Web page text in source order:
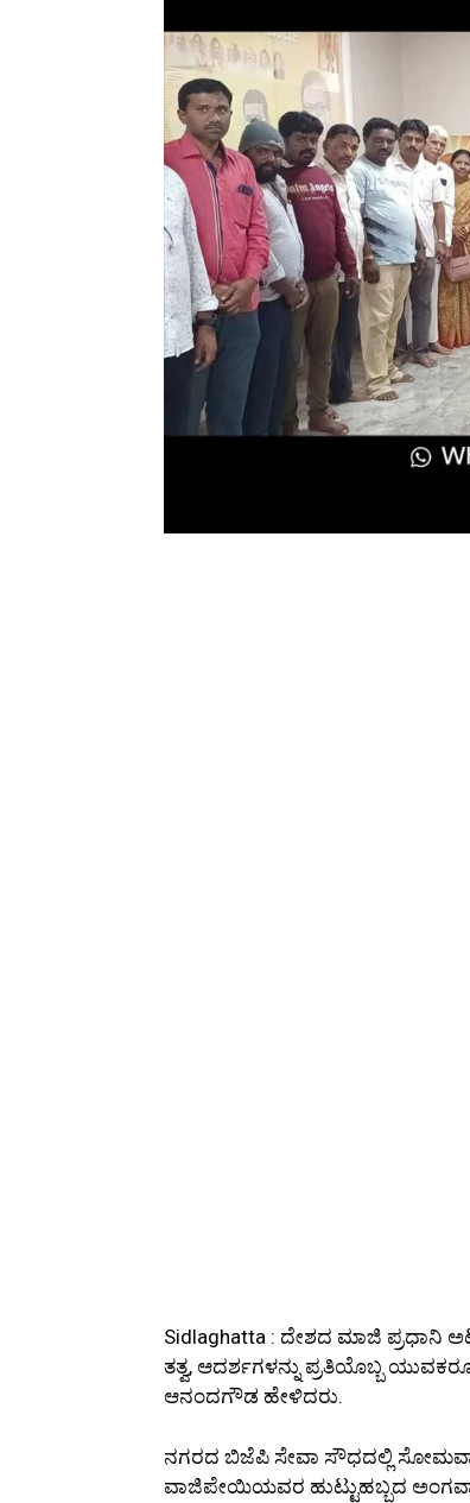
Sidlaghatta : ದೇಶದ ಮಾಜಿ
ತತ್ವ, ಆದರ್ಶಗಳನ್ನು ಪ್ರತಿಯೊಬ್ಬ
ಆನಂದಗೌಡ ಹೇಳಿದರು.
ನಗರದ ಬಿಜೆಪಿ ಸೇವಾ ಸೌಧದಲ್ಲಿ
ವಾಜಿಪೇಯಿಯವರ ಹುಟ್ಟುಹಬ್ಬದ